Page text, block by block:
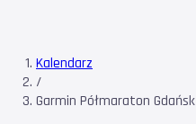
Kalendarz
/
Garmin Półmaraton Gdańsk